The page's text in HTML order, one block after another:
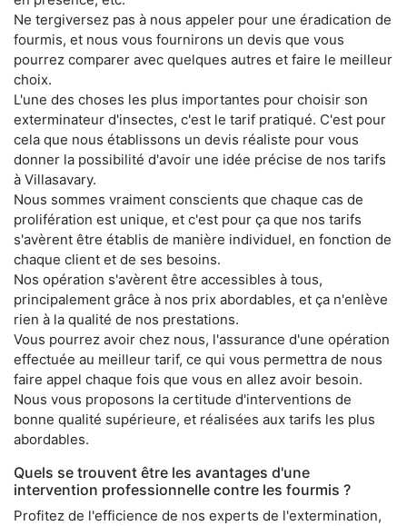
Ne tergiversez pas à nous appeler pour une éradication de
fourmis, et nous vous fournirons un devis que vous
pourrez comparer avec quelques autres et faire le meilleur
choix.
L'une des choses les plus importantes pour choisir son
exterminateur d'insectes, c'est le tarif pratiqué. C'est pour
cela que nous établissons un devis réaliste pour vous
donner la possibilité d'avoir une idée précise de nos tarifs
à Villasavary.
Nous sommes vraiment conscients que chaque cas de
prolifération est unique, et c'est pour ça que nos tarifs
s'avèrent être établis de manière individuel, en fonction de
chaque client et de ses besoins.
Nos opération s'avèrent être accessibles à tous,
principalement grâce à nos prix abordables, et ça n'enlève
rien à la qualité de nos prestations.
Vous pourrez avoir chez nous, l'assurance d'une opération
effectuée au meilleur tarif, ce qui vous permettra de nous
faire appel chaque fois que vous en allez avoir besoin.
Nous vous proposons la certitude d'interventions de
bonne qualité supérieure, et réalisées aux tarifs les plus
abordables.
Quels se trouvent être les avantages d'une
intervention professionnelle contre les fourmis ?
Profitez de l'efficience de nos experts de l'extermination,